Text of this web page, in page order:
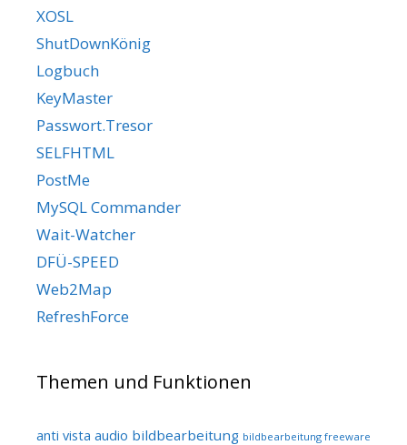
XOSL
ShutDownKönig
Logbuch
KeyMaster
Passwort.Tresor
SELFHTML
PostMe
MySQL Commander
Wait-Watcher
DFÜ-SPEED
Web2Map
RefreshForce
Themen und Funktionen
anti vista audio bildbearbeitung bildbearbeitung freeware